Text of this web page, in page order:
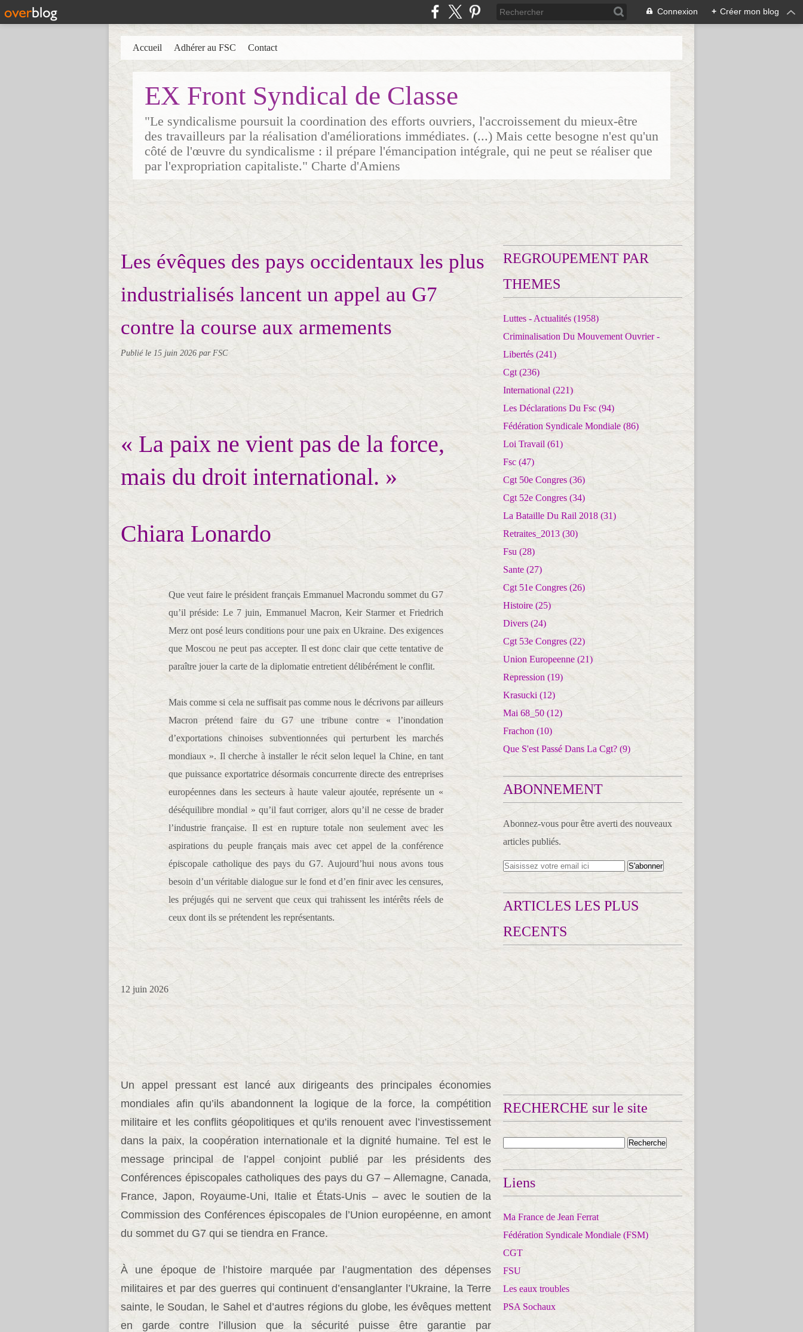
Connexion + Créer mon blog
EX Front Syndical de Classe
"Le syndicalisme poursuit la coordination des efforts ouvriers, l'accroissement du mieux-être
des travailleurs par la réalisation d'améliorations immédiates. (...) Mais cette besogne n'est qu'un
côté de l'œuvre du syndicalisme : il prépare l'émancipation intégrale, qui ne peut se réaliser que
par l'expropriation capitaliste." Charte d'Amiens
Accueil Adhérer au FSC Contact
Les évêques des pays occidentaux les plus
industrialisés lancent un appel au G7
contre la course aux armements
Publié le 15 juin 2026 par FSC
« La paix ne vient pas de la force,
mais du droit international. »
Chiara Lonardo
Que veut faire le président français Emmanuel Macrondu sommet du G7
qu’il préside: Le 7 juin, Emmanuel Macron, Keir Starmer et Friedrich
Merz ont posé leurs conditions pour une paix en Ukraine. Des exigences
que Moscou ne peut pas accepter. Il est donc clair que cette tentative de
paraître jouer la carte de la diplomatie entretient délibérément le conflit.
Mais comme si cela ne suffisait pas comme nous le décrivons par ailleurs
Macron prétend faire du G7 une tribune contre « l’inondation
d’exportations chinoises subventionnées qui perturbent les marchés
mondiaux ». Il cherche à installer le récit selon lequel la Chine, en tant
que puissance exportatrice désormais concurrente directe des entreprises
européennes dans les secteurs à haute valeur ajoutée, représente un «
déséquilibre mondial » qu’il faut corriger, alors qu’il ne cesse de brader
l’industrie française. Il est en rupture totale non seulement avec les
aspirations du peuple français mais avec cet appel de la conférence
épiscopale catholique des pays du G7. Aujourd’hui nous avons tous
besoin d’un véritable dialogue sur le fond et d’en finir avec les censures,
les préjugés qui ne servent que ceux qui trahissent les intérêts réels de
ceux dont ils se prétendent les représentants.
12 juin 2026
Un appel pressant est lancé aux dirigeants des principales économies
mondiales afin qu’ils abandonnent la logique de la force, la compétition
militaire et les conflits géopolitiques et qu’ils renouent avec l’investissement
dans la paix, la coopération internationale et la dignité humaine. Tel est le
message principal de l’appel conjoint publié par les présidents des
Conférences épiscopales catholiques des pays du G7 – Allemagne, Canada,
France, Japon, Royaume-Uni, Italie et États-Unis – avec le soutien de la
Commission des Conférences épiscopales de l’Union européenne, en amont
du sommet du G7 qui se tiendra en France.
À une époque de l’histoire marquée par l’augmentation des dépenses
militaires et par des guerres qui continuent d’ensanglanter l’Ukraine, la Terre
sainte, le Soudan, le Sahel et d’autres régions du globe, les évêques mettent
en garde contre l’illusion que la sécurité puisse être garantie par
REGROUPEMENT PAR
THEMES
Luttes - Actualités (1958)
Criminalisation Du Mouvement Ouvrier -
Libertés (241)
Cgt (236)
International (221)
Les Déclarations Du Fsc (94)
Fédération Syndicale Mondiale (86)
Loi Travail (61)
Fsc (47)
Cgt 50e Congres (36)
Cgt 52e Congres (34)
La Bataille Du Rail 2018 (31)
Retraites_2013 (30)
Fsu (28)
Sante (27)
Cgt 51e Congres (26)
Histoire (25)
Divers (24)
Cgt 53e Congres (22)
Union Europeenne (21)
Repression (19)
Krasucki (12)
Mai 68_50 (12)
Frachon (10)
Que S'est Passé Dans La Cgt? (9)
ABONNEMENT
Abonnez-vous pour être averti des nouveaux
articles publiés.
ARTICLES LES PLUS
RECENTS
RECHERCHE sur le site
Liens
Ma France de Jean Ferrat
Fédération Syndicale Mondiale (FSM)
CGT
FSU
Les eaux troubles
PSA Sochaux